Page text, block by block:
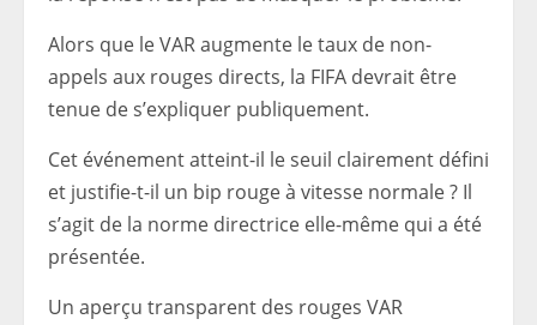
Alors que le VAR augmente le taux de non-
appels aux rouges directs, la FIFA devrait être
tenue de s’expliquer publiquement.
Cet événement atteint-il le seuil clairement défini
et justifie-t-il un bip rouge à vitesse normale ? Il
s’agit de la norme directrice elle-même qui a été
présentée.
Un aperçu transparent des rouges VAR